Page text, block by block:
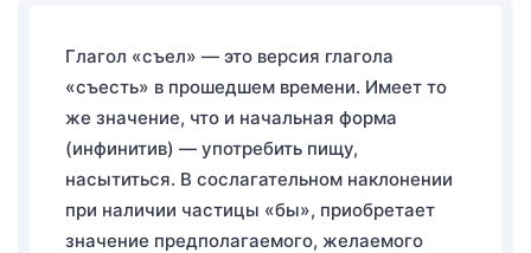
Глагол «съел» — это версия глагола
«съесть» в прошедшем времени. Имеет то
же значение, что и начальная форма
(инфинитив) — употребить пищу,
насытиться. В сослагательном наклонении
при наличии частицы «бы», приобретает
значение предполагаемого, желаемого